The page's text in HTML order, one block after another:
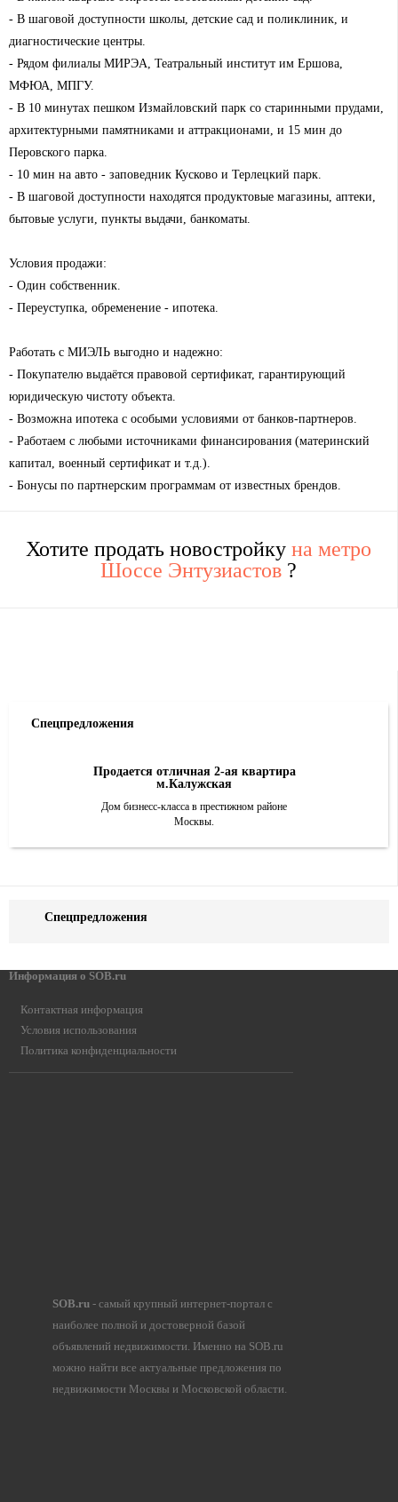
- В шаговой доступности школы, детские сад и поликлиник, и
диагностические центры.
- Рядом филиалы МИРЭА, Театральный институт им Ершова,
МФЮА, МПГУ.
- В 10 минутах пешком Измайловский парк со старинными прудами,
архитектурными памятниками и аттракционами, и 15 мин до
Перовского парка.
- 10 мин на авто - заповедник Кусково и Терлецкий парк.
- В шаговой доступности находятся продуктовые магазины, аптеки,
бытовые услуги, пункты выдачи, банкоматы.
Условия продажи:
- Один собственник.
- Переуступка, обременение - ипотека.
Работать с МИЭЛЬ выгодно и надежно:
- Покупателю выдаётся правовой сертификат, гарантирующий
юридическую чистоту объекта.
- Возможна ипотека с особыми условиями от банков-партнеров.
- Работаем с любыми источниками финансирования (материнский
капитал, военный сертификат и т.д.).
- Бонусы по партнерским программам от известных брендов.
Хотите продать новостройку на метро
Шоссе Энтузиастов ?
Спецпредложения
Продается отличная 2-ая квартира
м.Калужская
Дом бизнесс-класса в престижном районе
Москвы.
Спецпредложения
Информация о SOB.ru
Контактная информация
Условия использования
Политика конфиденциальности
SOB.ru - самый крупный интернет-портал с
наиболее полной и достоверной базой
объявлений недвижимости. Именно на SOB.ru
можно найти все актуальные предложения по
недвижимости Москвы и Московской области.